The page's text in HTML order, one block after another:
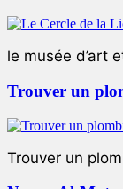
le musée d’art
Trouver un
Trouver un